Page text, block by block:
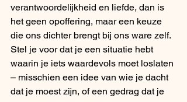
verantwoordelijkheid en liefde, dan is
het geen opoffering, maar een keuze
die ons dichter brengt bij ons ware zelf.
Stel je voor dat je een situatie hebt
waarin je iets waardevols moet loslaten
– misschien een idee van wie je dacht
dat je moest zijn, of een gedrag dat je